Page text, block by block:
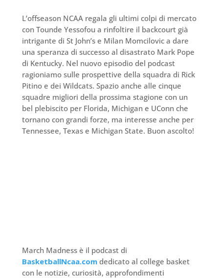
L’offseason NCAA regala gli ultimi colpi di mercato
con Tounde Yessofou a rinfoltire il backcourt già
intrigante di St John’s e Milan Momcilovic a dare
una speranza di successo al disastrato Mark Pope
di Kentucky. Nel nuovo episodio del podcast
ragioniamo sulle prospettive della squadra di Rick
Pitino e dei Wildcats. Spazio anche alle cinque
squadre migliori della prossima stagione con un
bel plebiscito per Florida, Michigan e UConn che
tornano con grandi forze, ma interesse anche per
Tennessee, Texas e Michigan State. Buon ascolto!
March Madness è il podcast di
BasketballNcaa.comdedicato al college basket
con le notizie, curiosità, approfondimenti